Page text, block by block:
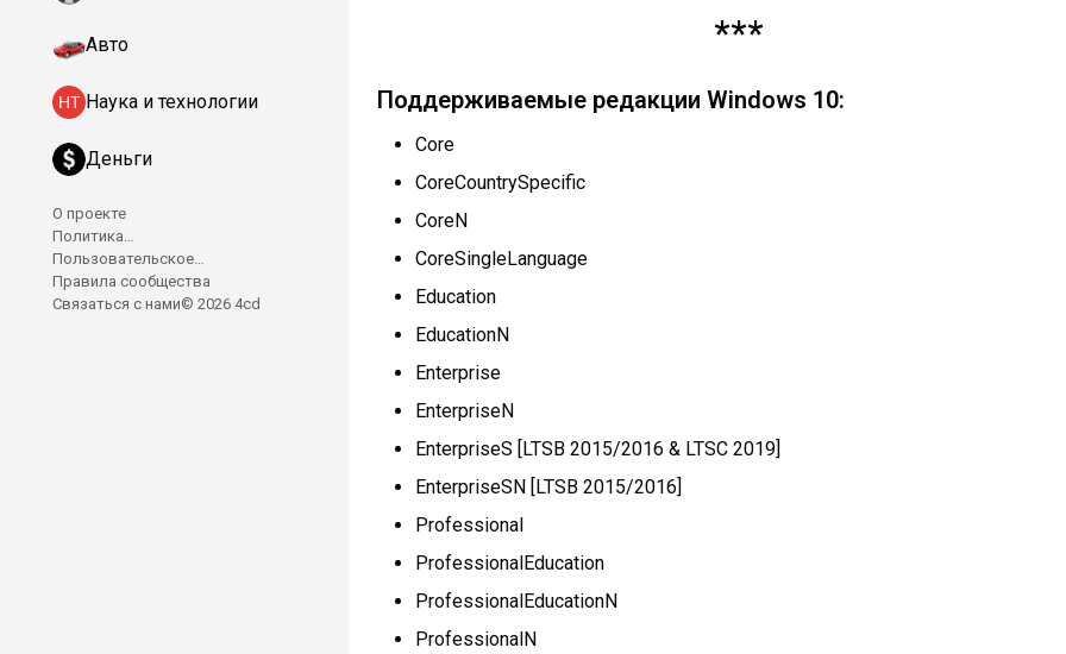
Авто
Наука и технологии
Деньги
О проекте
Политика
конфиденциальности
Пользовательское
соглашение
Правила сообщества
Связаться с нами© 2026 4cd
***
Поддерживаемые редакции Windows 10:
Core
CoreCountrySpecific
CoreN
CoreSingleLanguage
Education
EducationN
Enterprise
EnterpriseN
EnterpriseS [LTSB 2015/2016 & LTSC 2019]
EnterpriseSN [LTSB 2015/2016]
Professional
ProfessionalEducation
ProfessionalEducationN
ProfessionalN